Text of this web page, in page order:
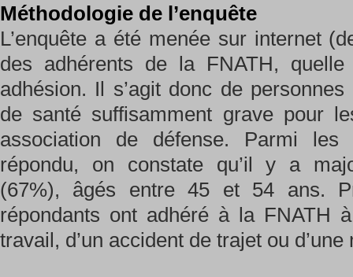
Méthodologie de l’enquête
L’enquête a été menée sur internet
des adhérents de la FNATH,
adhésion. Il s’agit donc de
de santé suffisamment grave pour
association de défense. Parmi
répondu, on constate qu’il y a
(67%), âgés entre 45 et 54 ans.
répondants ont adhéré à la FNATH
travail, d’un accident de trajet ou